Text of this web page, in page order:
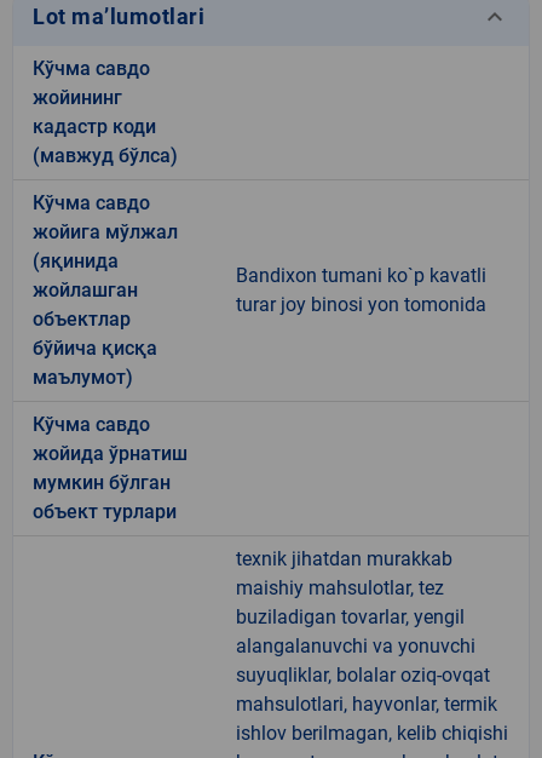
Lot ma’lumotlari keyboard_arrow_down
Кўчма савдо
жойининг
кадастр коди
(мавжуд бўлса)
Кўчма савдо
жойига мўлжал
(яқинида
жойлашган
объектлар
бўйича қисқа
маълумот)
Bandixon tumani ko`p kavatli
turar joy binosi yon tomonida
Кўчма савдо
жойида ўрнатиш
мумкин бўлган
объект турлари
texnik jihatdan murakkab
maishiy mahsulotlar, tez
buziladigan tovarlar, yengil
alangalanuvchi va yonuvchi
suyuqliklar, bolalar oziq-ovqat
mahsulotlari, hayvonlar, termik
ishlov berilmagan, kelib chiqishi